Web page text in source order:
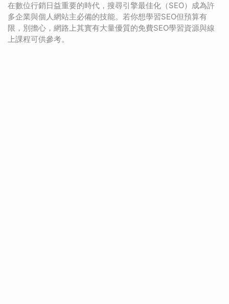
在數位行銷日益重要的時代，搜尋引擎最佳化（SEO）成為許
多企業與個人網站主必備的技能。若你想學習SEO但預算有
限，別擔心，網路上其實有大量優質的免費SEO學習資源與線
上課程可供參考。